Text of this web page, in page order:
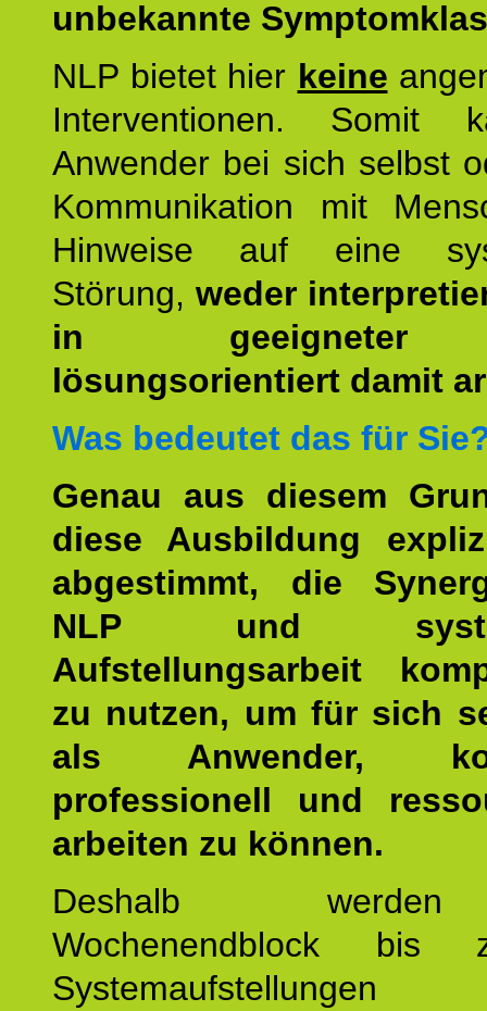
unbekannte
NLP bietet hier keine
Interventionen. Somit
Anwender bei sich selbst
Kommunikation mit
Hinweise auf eine
Störung, weder
in geeigneter
lösungsorientiert damit
Was bedeutet das für
Genau aus diesem
diese Ausbildung
abgestimmt, die
NLP und
Aufstellungsarbeit
zu nutzen, um für sich
als Anwender,
professionell und
arbeiten zu können.
Deshalb
Wochenendblock bis